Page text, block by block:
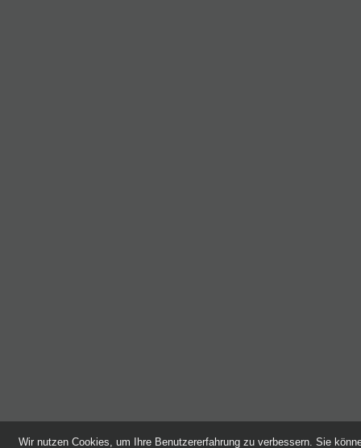
Wir nutzen Cookies, um Ihre Benutzererfahrung zu verbessern. Sie